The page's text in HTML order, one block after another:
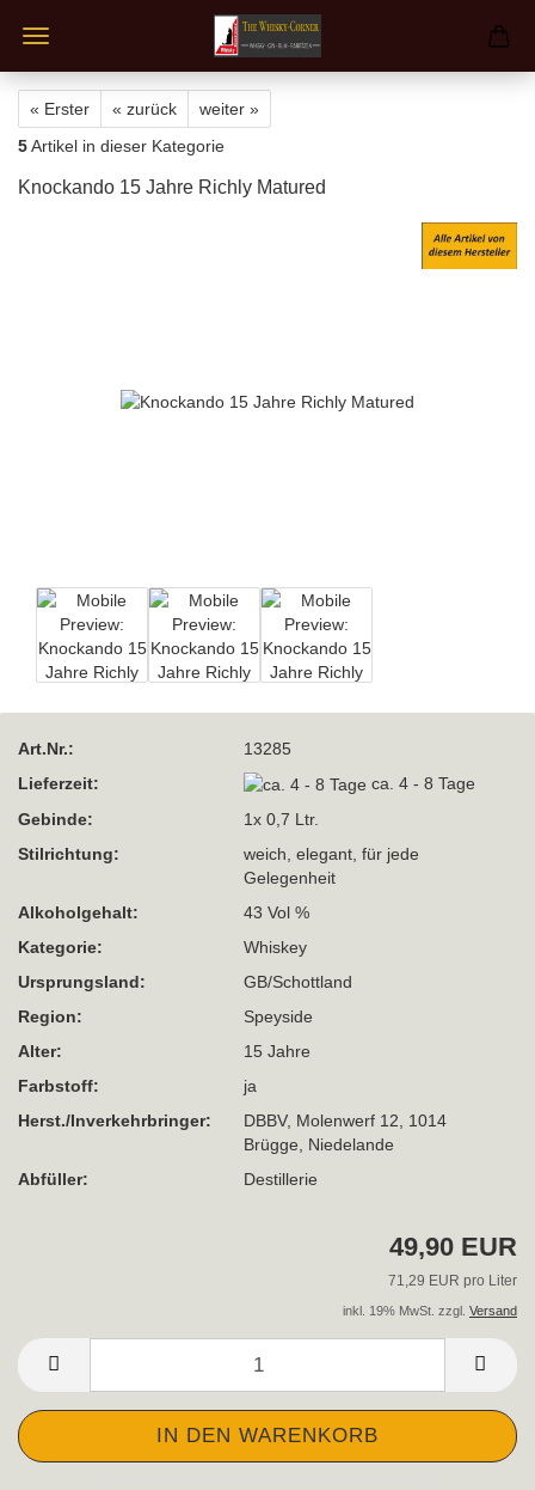
« Erster « zurück
weiter »
5Artikel in dieser Kategorie
Knockando 15 Jahre Richly Matured
Art.Nr.:
13285
Lieferzeit:
ca. 4 - 8 Tage
Gebinde:
1x 0,7 Ltr.
Stilrichtung:
weich, elegant, für jede
Gelegenheit
Alkoholgehalt:
43 Vol %
Kategorie:
Whiskey
Ursprungsland:
GB/Schottland
Region:
Speyside
Alter:
15 Jahre
Farbstoff:
ja
Herst./Inverkehrbringer:
DBBV, Molenwerf 12, 1014
Brügge, Niedelande
Abfüller:
Destillerie
49,90 EUR
71,29 EUR pro Liter
inkl. 19% MwSt. zzgl. Versand